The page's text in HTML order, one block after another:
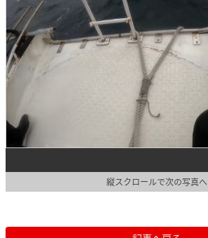
縦スクロールで次の写真へ